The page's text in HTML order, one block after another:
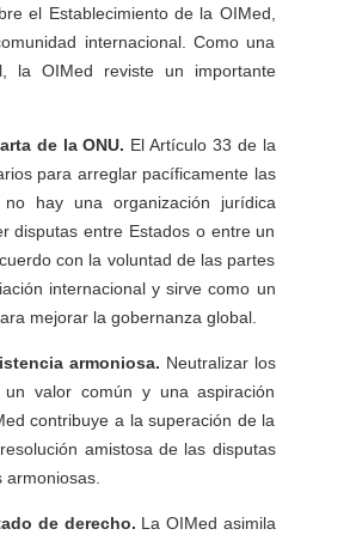
el Establecimiento de la OIMed,
internacional. Como una
la OIMed reviste un importante
de la ONU. El Artículo 33 de la
para arreglar pacíficamente las
hay una organización jurídica
disputas entre Estados o entre un
con la voluntad de las partes
internacional y sirve como un
mejorar la gobernanza global.
armoniosa. Neutralizar los
valor común y una aspiración
contribuye a la superación de la
amistosa de las disputas
de derecho. La OIMed asimila